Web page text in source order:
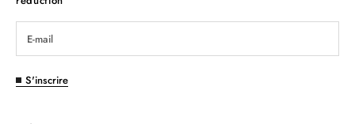
S'inscrire